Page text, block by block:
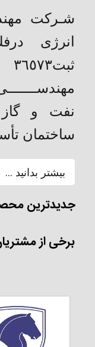
شـركت
انرژی
نفت و
ساختمان
بیشتر بدانید ...
جدیدترین
برخی از